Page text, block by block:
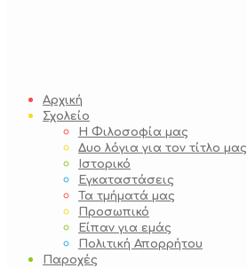
Αρχική
Σχολείο
Η Φιλοσοφία μας
Δυο λόγια για τον τίτλο μας
Ιστορικό
Εγκαταστάσεις
Τα τμήματά μας
Προσωπικό
Είπαν για εμάς
Πολιτική Απορρήτου
Παροχές